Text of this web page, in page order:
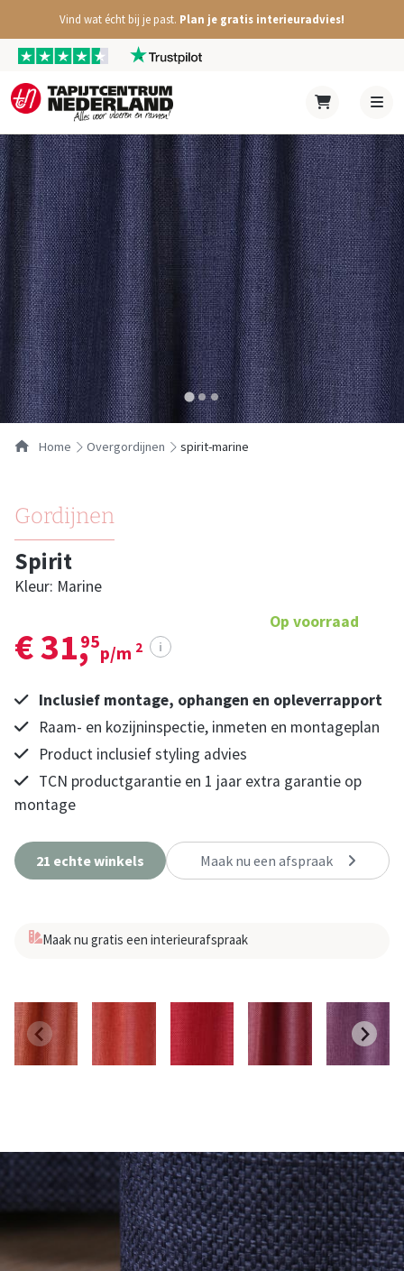
Vind wat écht bij je past. Plan je gratis interieuradvies!
Home overgordijnen spirit-marine
Gordijnen
Spirit
Kleur: Marine
€ 31,
95
p/m 2 i
Op voorraad
Inclusief montage, ophangen en opleverrapport
Raam- en kozijninspectie, inmeten en montageplan
Product inclusief styling advies
TCN productgarantie en 1 jaar extra garantie op
montage
21 echte winkels Maak nu een afspraak
Maak nu gratis een interieurafspraak